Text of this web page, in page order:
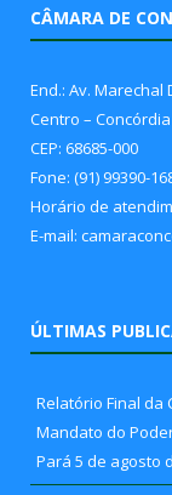
CÂMARA DE
End.: Av. Marechal
Centro –
CEP: 68685-000
Fone: (91) 99390-
Horário de
E-mail:
ÚLTIMAS
Relatório Final da
Mandato do
Pará 5 de agosto